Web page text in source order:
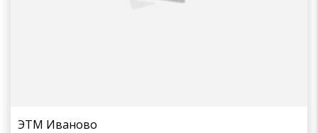
ЭТМ Иваново